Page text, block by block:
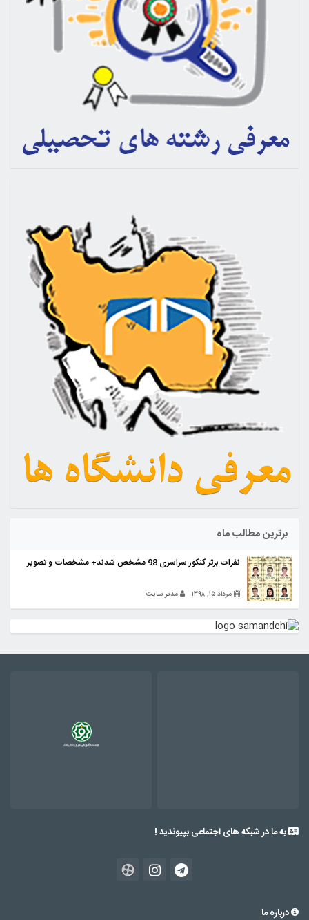
برترین مطالب ماه
نفرات برتر کنکور سراسری 98 مشخص شدند+ مشخصات و تصویر
مرداد ۱۵, ۱۳۹۸ مدیر سایت
به ما در شبکه های اجتماعی بپیوندید !
درباره ما